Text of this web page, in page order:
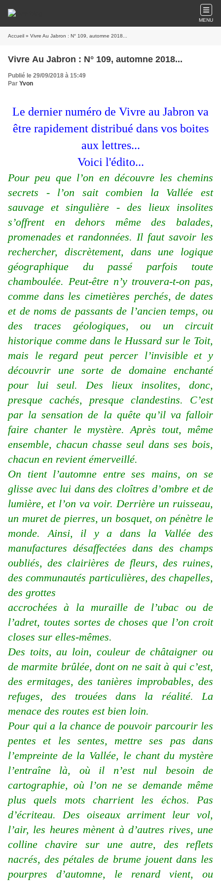
MENU
Accueil » Vivre Au Jabron : N° 109, automne 2018...
Vivre Au Jabron : N° 109, automne 2018...
Publié le 29/09/2018 à 15:49
Par Yvon
Le dernier numéro de Vivre au Jabron va
être rapidement distribué dans vos boites
aux lettres...
Voici l'édito...
Pour peu que l’on en découvre les chemins
secrets - l’on sait combien la Vallée est
sauvage et singulière - des lieux insolites
s’offrent en dehors même des balades,
promenades et randonnées. Il faut savoir les
rechercher, discrètement, dans une logique
géographique du passé parfois toute
chamboulée. Peut-être n’y trouvera-t-on pas,
comme dans les cimetières perchés, de dates
et de noms de passants de l’ancien temps, ou
des traces géologiques, ou un circuit
historique comme dans le Hussard sur le Toit,
mais le regard peut percer l’invisible et y
découvrir une sorte de domaine enchanté
pour lui seul. Des lieux insolites, donc,
presque cachés, presque clandestins. C’est
par la sensation de la quête qu’il va falloir
faire chanter le mystère. Après tout, même
ensemble, chacun chasse seul dans ses bois,
chacun en revient émerveillé.
On tient l’automne entre ses mains, on se
glisse avec lui dans des cloîtres d’ombre et de
lumière, et l’on va voir. Derrière un ruisseau,
un muret de pierres, un bosquet, on pénètre le
monde. Ainsi, il y a dans la Vallée des
manufactures désaffectées dans des champs
oubliés, des clairières de fleurs, des ruines,
des communautés particulières, des chapelles,
des grottes
accrochées à la muraille de l’ubac ou de
l’adret, toutes sortes de choses que l’on croit
closes sur elles-mêmes.
Des toits, au loin, couleur de châtaigner ou
de marmite brûlée, dont on ne sait à qui c’est,
des ermitages, des tanières improbables, des
refuges, des trouées dans la réalité. La
menace des routes est bien loin.
Pour qui a la chance de pouvoir parcourir les
pentes et les sentes, mettre ses pas dans
l’empreinte de la Vallée, le chant du mystère
l’entraîne là, où il n’est nul besoin de
cartographie, où l’on ne se demande même
plus quels mots charrient les échos. Pas
d’écriteau. Des oiseaux arriment leur vol,
l’air, les heures mènent à d’autres rives, une
colline chavire sur une autre, des reflets
nacrés, des pétales de brume jouent dans les
pourpres d’automne, le renard vient, ou